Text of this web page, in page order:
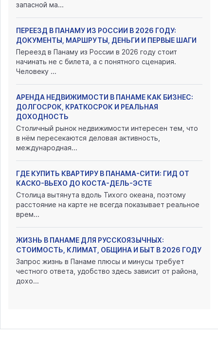
запасной ма...
ПЕРЕЕЗД В ПАНАМУ ИЗ РОССИИ В 2026 ГОДУ:
ДОКУМЕНТЫ, МАРШРУТЫ, ДЕНЬГИ И ПЕРВЫЕ ШАГИ
Переезд в Панаму из России в 2026 году стоит
начинать не с билета, а с понятного сценария.
Человеку ...
АРЕНДА НЕДВИЖИМОСТИ В ПАНАМЕ КАК БИЗНЕС:
ДОЛГОСРОК, КРАТКОСРОК И РЕАЛЬНАЯ
ДОХОДНОСТЬ
Столичный рынок недвижимости интересен тем, что
в нём пересекаются деловая активность,
международная...
ГДЕ КУПИТЬ КВАРТИРУ В ПАНАМА-СИТИ: ГИД ОТ
КАСКО-ВЬЕХО ДО КОСТА-ДЕЛЬ-ЭСТЕ
Столица вытянута вдоль Тихого океана, поэтому
расстояние на карте не всегда показывает реальное
врем...
ЖИЗНЬ В ПАНАМЕ ДЛЯ РУССКОЯЗЫЧНЫХ:
СТОИМОСТЬ, КЛИМАТ, ОБЩИНА И БЫТ В 2026 ГОДУ
Запрос жизнь в Панаме плюсы и минусы требует
честного ответа, удобство здесь зависит от района,
дохо...